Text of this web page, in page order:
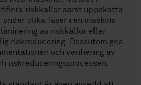
riskkällor samt uppskatta
olika faser i en maskins
av riskkällor eller
riskreducering. Dessutom ges
och verifiering av
riskreduceringsprocessen.